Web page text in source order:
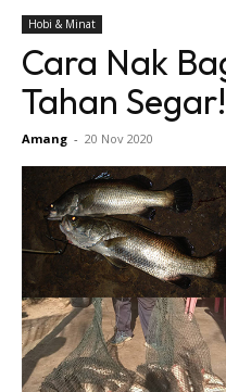
Hobi & Minat
Cara Nak
Tahan
Amang - 20 Nov 2020